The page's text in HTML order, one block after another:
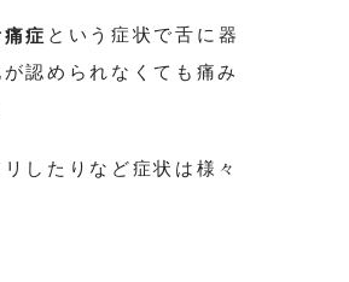
症 という症状で舌に器
認められなくても痛み
したりなど症状は様々